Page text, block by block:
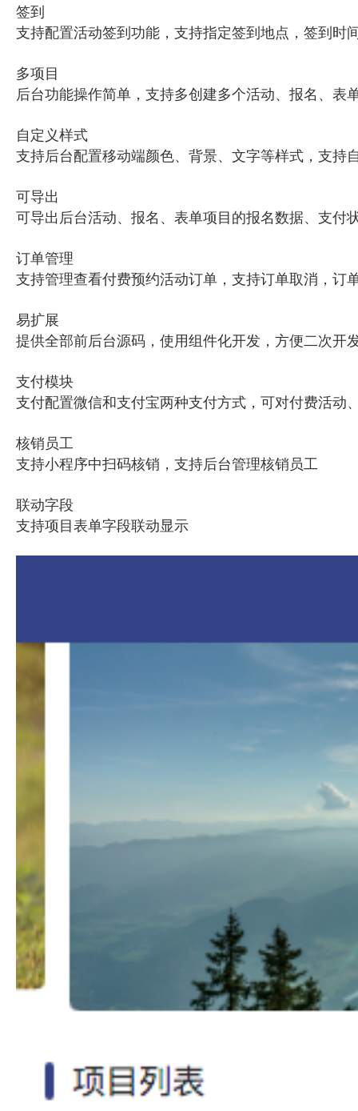
签到
支持配置活动签到功能，支持指定签到地点，签到时
多项目
后台功能操作简单，支持多创建多个活动、报名、表
自定义样式
支持后台配置移动端颜色、背景、文字等样式，支持
可导出
可导出后台活动、报名、表单项目的报名数据、支付
订单管理
支持管理查看付费预约活动订单，支持订单取消，订
易扩展
提供全部前后台源码，使用组件化开发，方便二次开
支付模块
支付配置微信和支付宝两种支付方式，可对付费活动
核销员工
支持小程序中扫码核销，支持后台管理核销员工
联动字段
支持项目表单字段联动显示